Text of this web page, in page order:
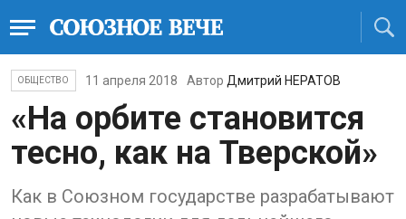
ОБЩЕСТВО 11 апреля 2018 Автор Дмитрий НЕРАТОВ
«На орбите становится
тесно, как на Тверской»
Как в Союзном государстве разрабатывают